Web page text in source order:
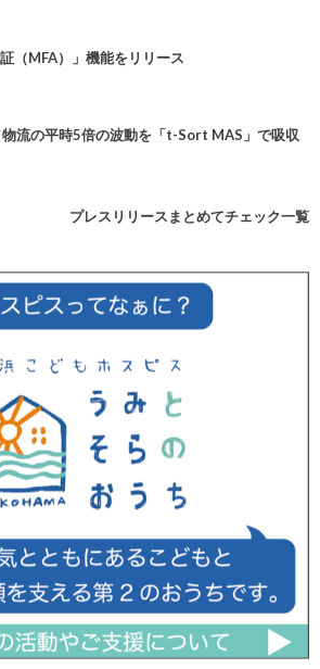
（MFA）」機能をリリース
流の平時5倍の波動を「t-Sort MAS」で吸収
プレスリリースまとめてチェック一覧